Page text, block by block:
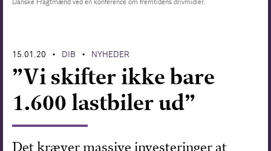
15.01.20 • DIB • NYHEDER
”Vi skifter ikke bare
1.600 lastbiler ud”
Det kræver massive investeringer at